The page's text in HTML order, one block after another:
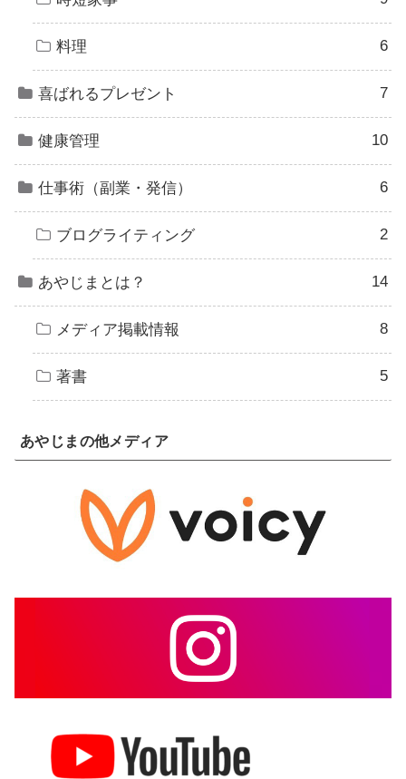
料理 6
喜ばれるプレゼント 7
健康管理 10
仕事術（副業・発信） 6
ブログライティング 2
あやじまとは？ 14
メディア掲載情報 8
著書 5
あやじまの他メディア